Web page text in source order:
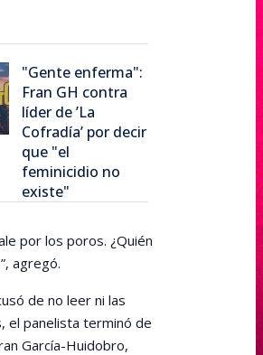
"Gente enferma":
Fran GH contra
líder de ’La
Cofradía’ por decir
que "el
feminicidio no
existe"
por los poros. ¿Quién
agregó.
de no leer ni las
el panelista terminó de
García-Huidobro,